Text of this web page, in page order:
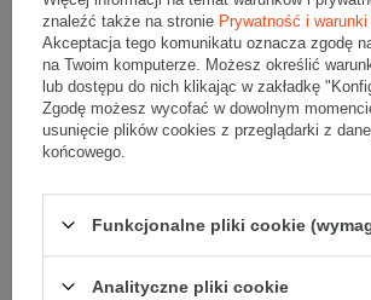
• zewnętrzne:285x370mm
Materiał:
• gramatura papieru:75g/m2
• folia bąbelkowa LDPE - podwójna warstwa
• kolor:Biały
Dodatkowe:
• producent:SILVER
znaleźć także na stronie Prywatność i
Akceptacja tego komunikatu oznacza zgodę
na Twoim komputerze. Możesz określić
lub dostępu do nich klikając w zakładkę
Zgodę możesz wycofać w dowolnym
usunięcie plików cookies z przeglądarki z
końcowego.
Funkcjonalne pliki cookie
Analityczne pliki cookie